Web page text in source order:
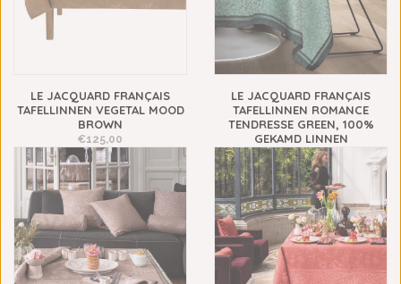
LE JACQUARD FRANÇAIS
TAFELLINNEN VEGETAL MOOD
BROWN
€125,00
LE JACQUARD FRANÇAIS
TAFELLINNEN ROMANCE
TENDRESSE GREEN, 100%
GEKAMD LINNEN
€109,00